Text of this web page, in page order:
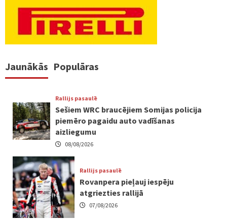
Jaunākās Populāras
Rallijs pasaulē
Sešiem WRC braucējiem Somijas policija
piemēro pagaidu auto vadīšanas
aizliegumu
08/08/2026
Rallijs pasaulē
Rovanpera pieļauj iespēju
atgriezties rallijā
07/08/2026